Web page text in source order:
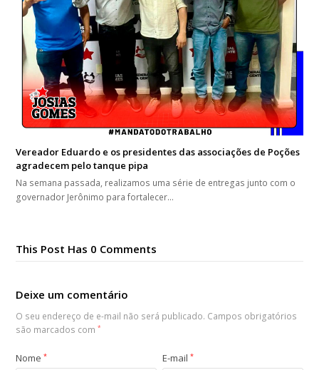
Vereador Eduardo e os presidentes das associações de Poções
agradecem pelo tanque pipa
Na semana passada, realizamos uma série de entregas junto com o
governador Jerônimo para fortalecer…
This Post Has 0 Comments
Deixe um comentário
O seu endereço de e-mail não será publicado. Campos obrigatórios
são marcados com*
Nome* E-mail*